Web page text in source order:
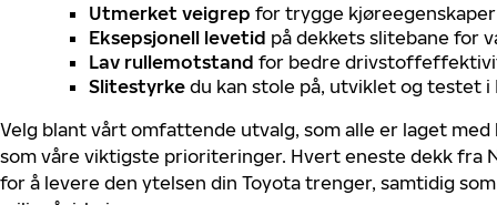
Utmerket veigrep for trygge
Eksepsjonell levetid på dekkets slitebane for
Lav rullemotstand for bedre
Slitestyrke du kan stole på, utviklet og testet i
Velg blant vårt omfattende utvalg, som alle er laget
som våre viktigste prioriteringer. Hvert eneste dekk fra
for å levere den ytelsen din Toyota trenger, samtidig